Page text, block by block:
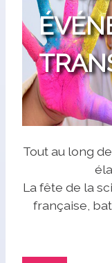
Tout au long
La fête de la
française,